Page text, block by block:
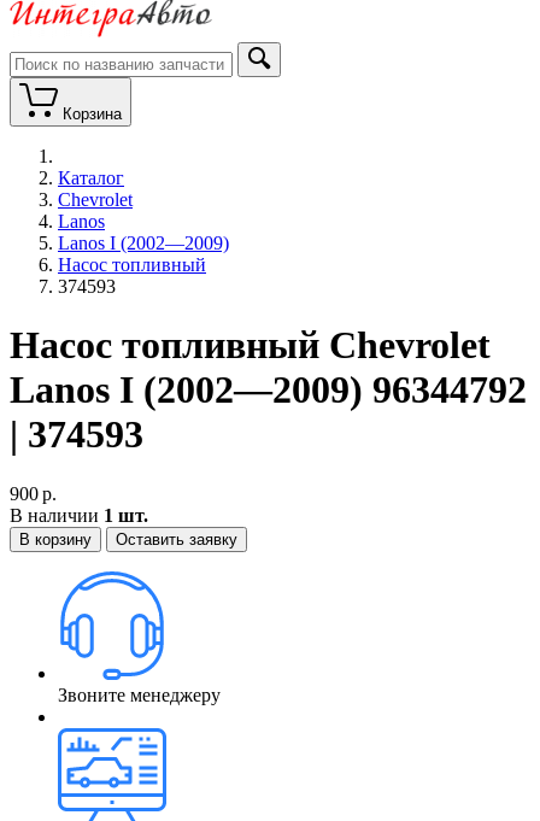
Корзина
Каталог
Chevrolet
Lanos
Lanos I (2002—2009)
Насос топливный
374593
Насос топливный Chevrolet
Lanos I (2002—2009) 96344792
| 374593
900р.
В наличии 1 шт.
В корзину Оставить заявку
Звоните менеджеру